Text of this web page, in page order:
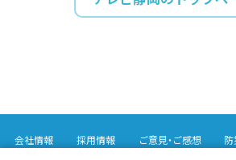
会社情報 採用情報 ご意見・ご感想